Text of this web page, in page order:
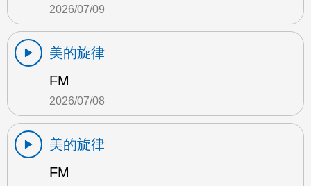
2026/07/09
美的旋律
FM
2026/07/08
美的旋律
FM